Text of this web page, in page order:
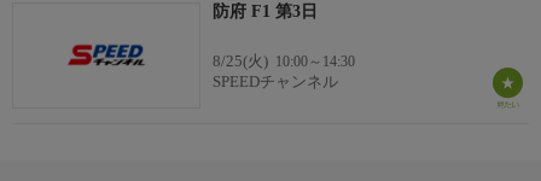
防府 F1 第3日
8/25(火) 10:00～14:30
SPEEDチャンネル